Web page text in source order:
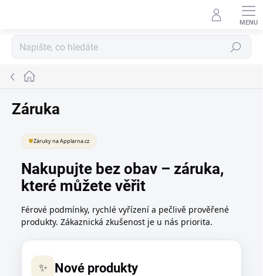
Hledat
Domů
Záruka
🛡️Záruky na Applarna.cz
Nakupujte bez obav – záruka,
které můžete věřit
Férové podmínky, rychlé vyřízení a pečlivě prověřené
produkty. Zákaznická zkušenost je u nás priorita.
✨ Nové produkty